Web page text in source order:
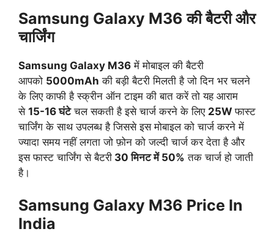
Samsung Galaxy M36 की बैटरी और
चार्जिंग
Samsung Galaxy M36 में मोबाइल की बैटरी
आपको 5000mAh की बड़ी बैटरी मिलती है जो दिन भर चलने
के लिए काफी है स्क्रीन ऑन टाइम की बात करें तो यह आराम
से 15-16 घंटेचल सकती है इसे चार्ज करने के लिए 25Wफास्ट
चार्जिंग के साथ उपलब्ध है जिससे इस मोबाइल को चार्ज करने में
ज्यादा समय नहीं लगता जो फ़ोन को जल्दी चार्ज कर देता है और
इस फास्ट चार्जिंग से बैटरी 30 मिनट में 50% तक चार्ज हो जाती
है।
Samsung Galaxy M36 Price In
India